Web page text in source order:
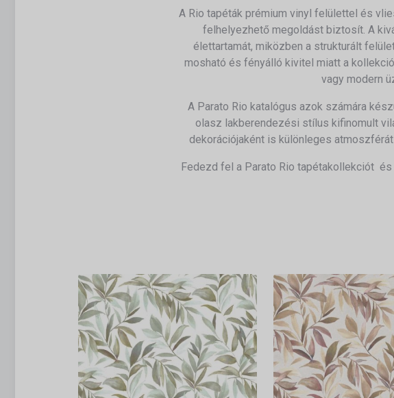
A Rio tapéták prémium vinyl felülettel és
felhelyezhető megoldást biztosít. A
élettartamát, miközben a strukturált
mosható és fényálló kivitel miatt a
vagy modern
A Parato Rio katalógus azok számára
olasz lakberendezési stílus kifinomult
dekorációjaként is különleges
Fedezd fel a Parato Rio tapétakollekciót